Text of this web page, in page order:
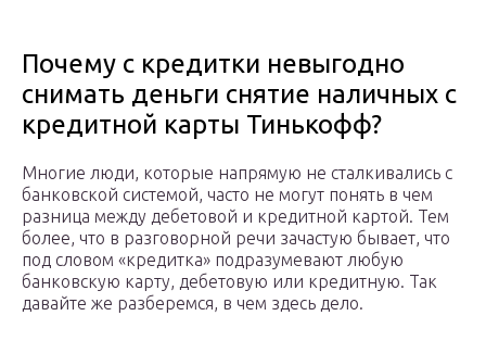
Почему с кредитки невыгодно
снимать деньги снятие наличных с
кредитной карты Тинькофф?
Многие люди, которые напрямую не сталкивались с
банковской системой, часто не могут понять в чем
разница между дебетовой и кредитной картой. Тем
более, что в разговорной речи зачастую бывает, что
под словом «кредитка» подразумевают любую
банковскую карту, дебетовую или кредитную. Так
давайте же разберемся, в чем здесь дело.